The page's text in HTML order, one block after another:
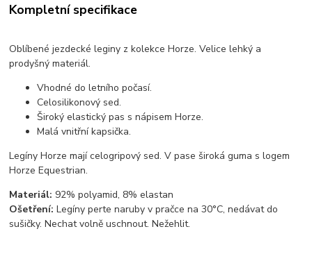
Kompletní specifikace
Oblíbené jezdecké leginy z kolekce Horze. Velice lehký a
prodyšný materiál.
Vhodné do letního počasí.
Celosilikonový sed.
Široký elastický pas s nápisem Horze.
Malá vnitřní kapsička.
Legíny Horze mají celogripový sed. V pase široká guma s logem
Horze Equestrian.
Materiál: 92% polyamid, 8% elastan
Ošetření: Legíny perte naruby v pračce na 30°C, nedávat do
sušičky. Nechat volně uschnout. Nežehlit.